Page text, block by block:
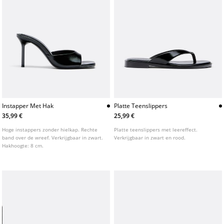
Instapper Met Hak
35,99 €
Hoge instappers zonder hielkap. Rechte
band over de wreef. Verkrijgbaar in zwart.
Hakhoogte: 8 cm.
Platte Teenslippers
25,99 €
Platte teenslippers met leereffect.
Verkrijgbaar in zwart en rood.